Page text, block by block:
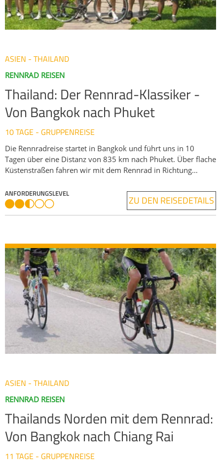
ASIEN - THAILAND
RENNRAD REISEN
Thailand: Der Rennrad-Klassiker -
Von Bangkok nach Phuket
10 TAGE - GRUPPENREISE
Die Rennradreise startet in Bangkok und führt uns in 10
Tagen über eine Distanz von 835 km nach Phuket. Über flache
Küstenstraßen fahren wir mit dem Rennrad in Richtung
entlang. Unterwegs bewundern wir die weißen Sandstrände,
das glasklare Wasser und zahlreiche Kokospalmen. Die
Strecken auf unserer Rennradtour durch Thailand sind
sich in einem ausgezeichneten Zustand. Sie sind von
Reisfeldern, Ananas- und Kautschukplantagen umgeben und
führen durch kleine thailändische Dörfer, wo man
verschiedene Buddhatempel besuchen sowie durch den
thailändischen Regenwald mit seinen imposanten
Wasserfällen und seiner atemberaubenden Naturvielfalt
fahren kann.
ANFORDERUNGSLEVEL
ZU DEN REISEDETAILS
ASIEN - THAILAND
RENNRAD REISEN
Thailands Norden mit dem Rennrad:
Von Bangkok nach Chiang Rai
11 TAGE - GRUPPENREISE